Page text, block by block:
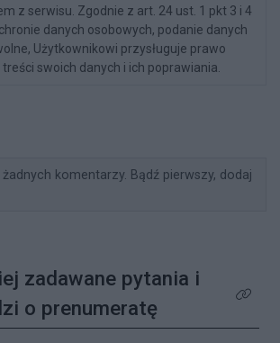
z serwisu. Zgodnie z art. 24 ust. 1 pkt 3 i 4
danych osobowych, podanie danych
Użytkownikowi przysługuje prawo
swoich danych i ich poprawiania.
komentarzy. Bądź pierwszy, dodaj
zadawane pytania i
o prenumeratę
Kliknij